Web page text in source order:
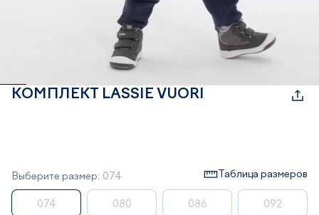
КОМПЛЕКТ LASSIE VUORI
Выберите размер: 074 Таблица размеров
074 080 086 092